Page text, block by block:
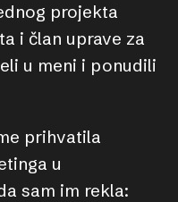
projekta
i član uprave za
u meni i ponudili
prihvatila
u
sam im rekla: